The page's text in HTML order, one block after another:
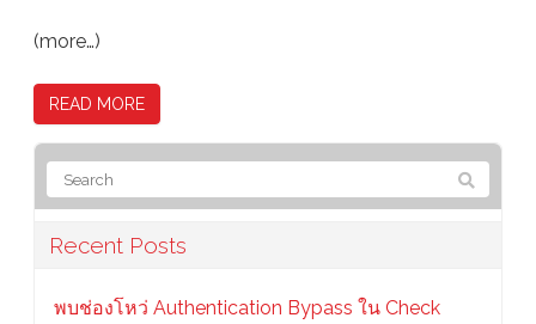
(more…)
READ MORE
Recent Posts
พบช่องโหว่ Authentication Bypass ใน Check